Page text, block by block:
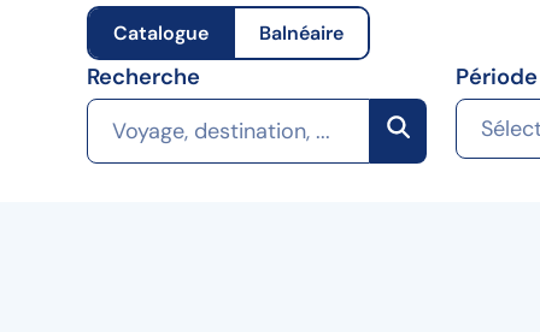
Catalogue Balnéaire
Recherche